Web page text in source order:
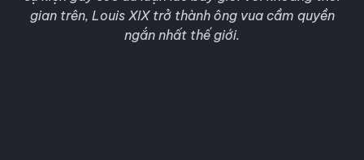
gian trên, Louis XIX trở thành ông vua cầm quyền
ngắn nhất thế giới.